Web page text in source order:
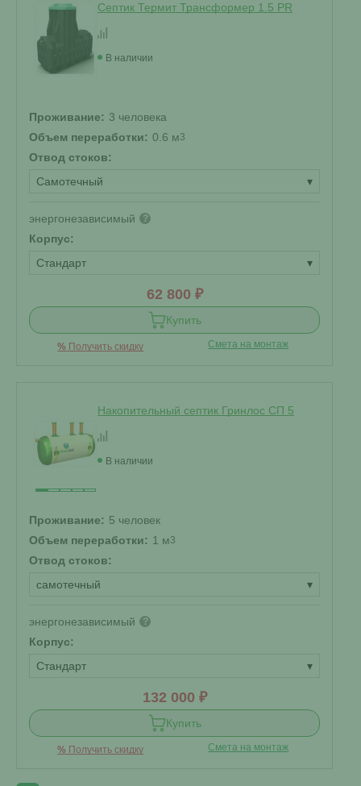
Септик Термит Трансформер 1.5 PR
В наличии
Проживание: 3 человека
Объем переработки: 0.6 м3
Отвод стоков:
Самотечный
▾
энергонезависимый ?
Корпус:
Стандарт
▾
62 800 ₽
Купить
% Получить скидку Смета на монтаж
Накопительный септик Гринлос СП 5
В наличии
Проживание: 5 человек
Объем переработки: 1 м3
Отвод стоков:
самотечный
▾
энергонезависимый ?
Корпус:
Стандарт
▾
132 000 ₽
Купить
% Получить скидку Смета на монтаж